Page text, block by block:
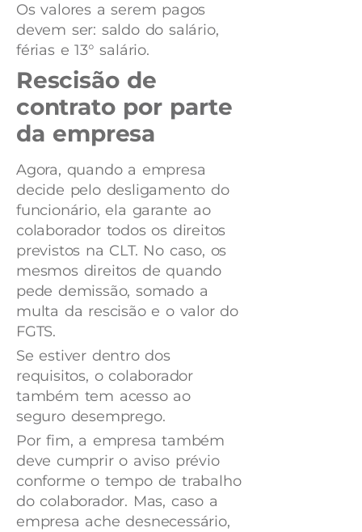
Os valores a serem pagos
devem ser: saldo do salário,
férias e 13° salário.
Rescisão de
contrato por parte
da empresa
Agora, quando a empresa
decide pelo desligamento do
funcionário, ela garante ao
colaborador todos os direitos
previstos na CLT. No caso, os
mesmos direitos de quando
pede demissão, somado a
multa da rescisão e o valor do
FGTS.
Se estiver dentro dos
requisitos, o colaborador
também tem acesso ao
seguro desemprego.
Por fim, a empresa também
deve cumprir o aviso prévio
conforme o tempo de trabalho
do colaborador. Mas, caso a
empresa ache desnecessário,